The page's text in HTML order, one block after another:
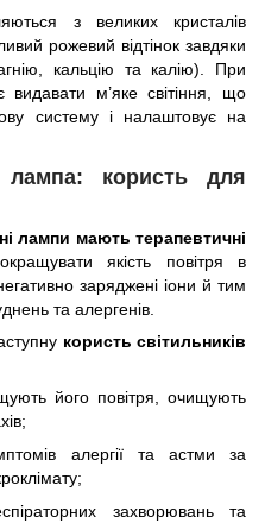
з великих кристалів
рожевий відтінок завдяки
кальцію та калію). При
видавати м’яке світіння, що
систему і налаштовує на
лампа: користь для
лампи мають терапевтичні
якість повітря в
заряджені іони й тим
та алергенів.
користь світильників
його повітря, очищують
алергії та астми за
захворювань та